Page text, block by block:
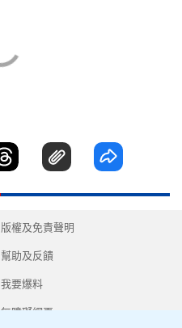
版權及免責聲明
幫助及反饋
我要爆料
無障礙網頁